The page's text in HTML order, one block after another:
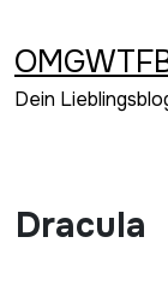
springen
Dein
Dracula